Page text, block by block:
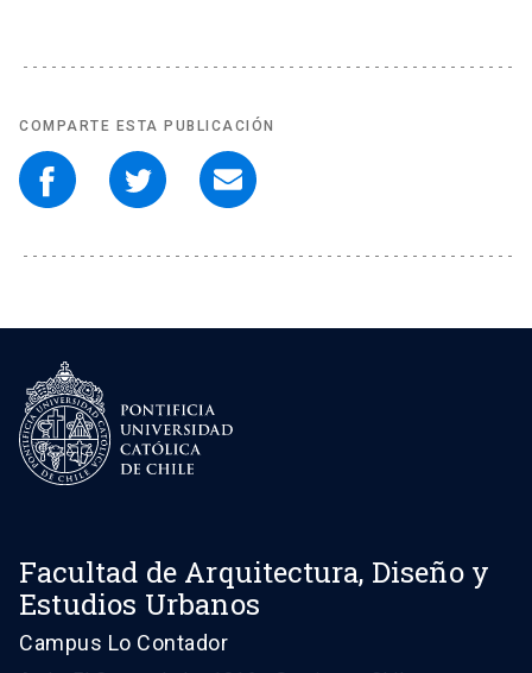
COMPARTE ESTA PUBLICACIÓN
Facultad de Arquitectura, Diseño y
Estudios Urbanos
Campus Lo Contador